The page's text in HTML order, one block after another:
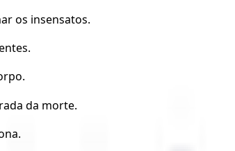
os insensatos.
da morte.